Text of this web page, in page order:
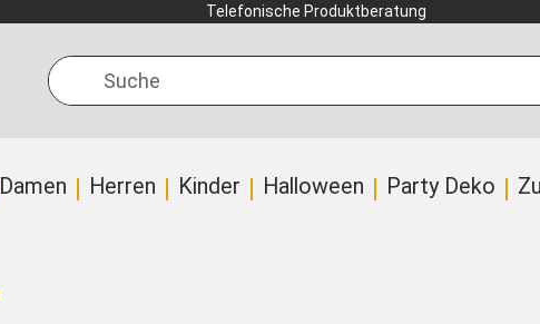
Telefonische Produktberatung
Suche
Damen Herren Kinder Halloween Party Deko